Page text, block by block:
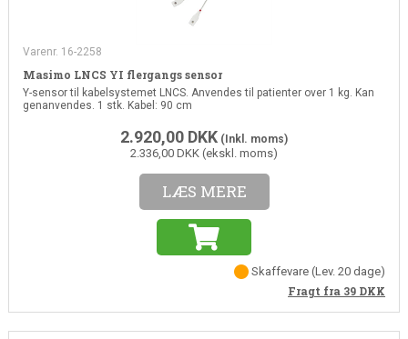
Varenr. 16-2258
Masimo LNCS YI flergangs sensor
Y-sensor til kabelsystemet LNCS. Anvendes til patienter over 1 kg. Kan
genanvendes. 1 stk. Kabel: 90 cm
2.920,00 DKK (Inkl. moms)
2.336,00 DKK (ekskl. moms)
LÆS MERE
Skaffevare(Lev. 20 dage)
Fragt fra 39 DKK